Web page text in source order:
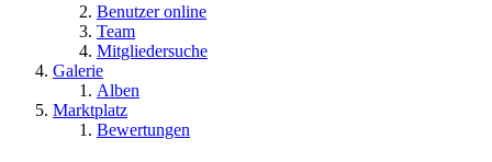
Benutzer online
Team
Mitgliedersuche
Galerie
Alben
Marktplatz
Bewertungen